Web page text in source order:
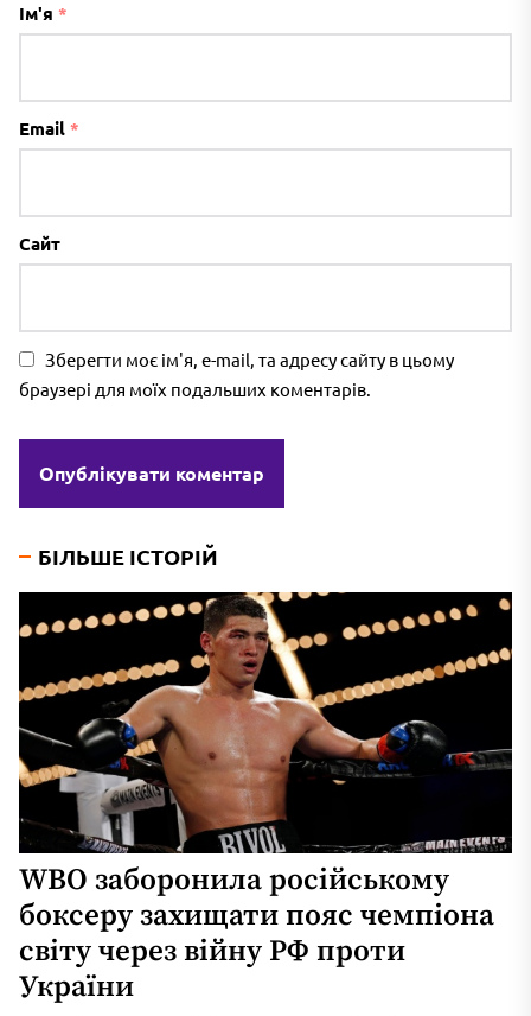
Ім'я *
Email *
Сайт
Зберегти моє ім'я, e-mail, та адресу сайту в цьому
браузері для моїх подальших коментарів.
БІЛЬШЕ ІСТОРІЙ
WBO заборонила російському
боксеру захищати пояс чемпіона
світу через війну РФ проти
України